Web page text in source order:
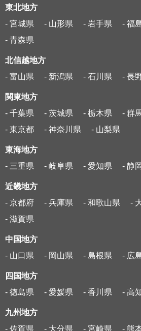
東北地方
- 宮城県
- 山形県 - 岩手県 - 福
- 青森県
北信越地方
- 富山県
- 新潟県 - 石川県 - 長
関東地方
- 千葉県
- 茨城県 - 栃木県 - 群
- 東京都
- 神奈川県 - 山梨県
東海地方
- 三重県
- 岐阜県 - 愛知県 - 静
近畿地方
- 京都府
- 兵庫県 - 和歌山県 -
- 滋賀県
中国地方
- 山口県
- 岡山県 - 島根県 - 広
四国地方
- 徳島県
- 愛媛県 - 香川県 - 高
九州地方
- 佐賀県
- 大分県 - 宮崎県 - 熊